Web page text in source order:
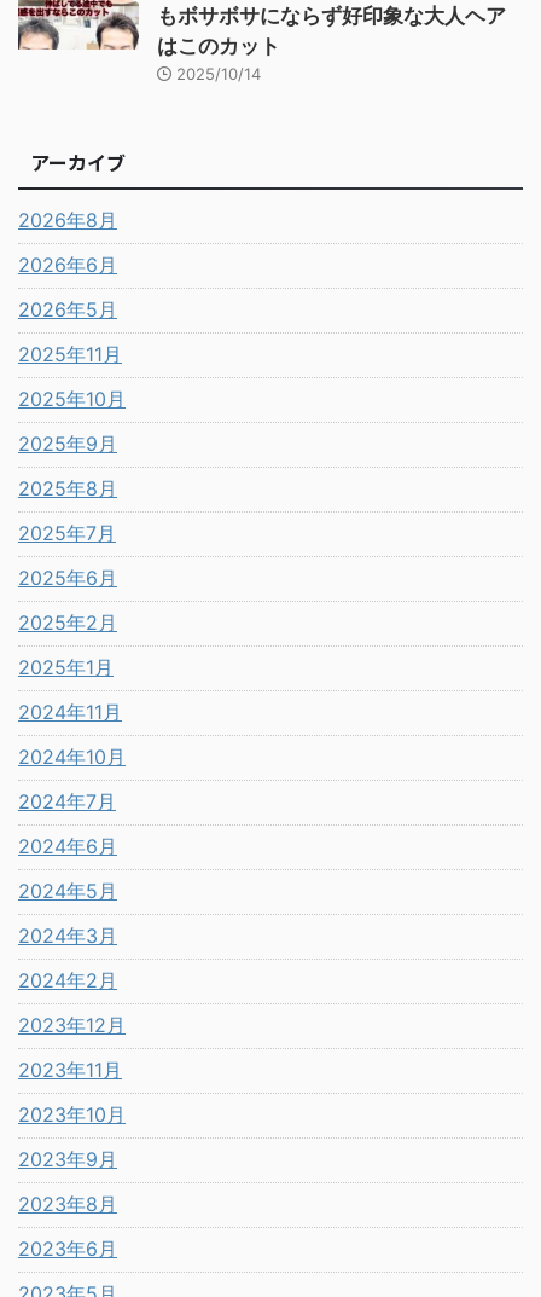
もボサボサにならず好印象な大人ヘア
はこのカット
2025/10/14
アーカイブ
2026年8月
2026年6月
2026年5月
2025年11月
2025年10月
2025年9月
2025年8月
2025年7月
2025年6月
2025年2月
2025年1月
2024年11月
2024年10月
2024年7月
2024年6月
2024年5月
2024年3月
2024年2月
2023年12月
2023年11月
2023年10月
2023年9月
2023年8月
2023年6月